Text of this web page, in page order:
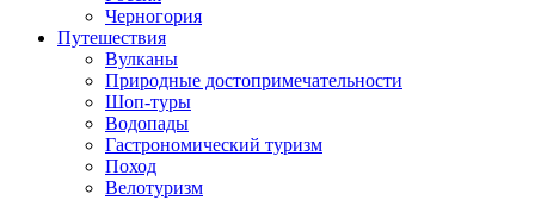
Черногория
Путешествия
Вулканы
Природные достопримечательности
Шоп-туры
Водопады
Гастрономический туризм
Поход
Велотуризм